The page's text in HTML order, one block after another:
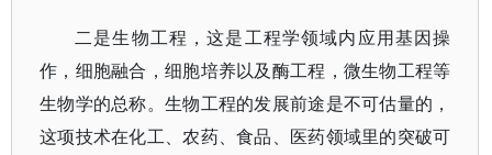
二是生物工程，这是工程学领域内应用基因操
作，细胞融合，细胞培养以及酶工程，微生物工程等
生物学的总称。生物工程的发展前途是不可估量的，
这项技术在化工、农药、食品、医药领域里的突破可